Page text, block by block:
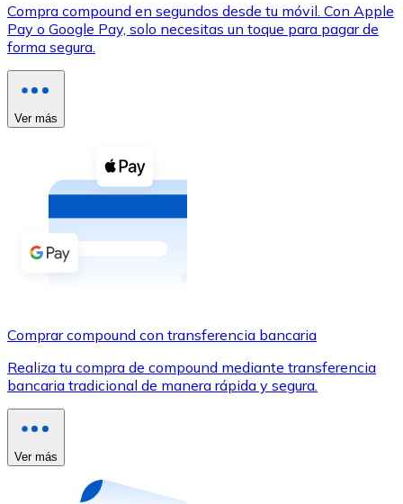
XRP
Efectivo
Comprar con efectivo
Transferencia SEPA
Añade fondos a tu cuenta Bitnovo o realiza compras
Utiliza tarjetas Visa y Mastercard para comprar
Comprar con tarjeta
Tienda - Tarjetas regalo
Compra tarjetas regalo de tus marcas favoritas con
Compra compound en segundos desde tu móvil. Con Apple
Pay o Google Pay, solo necesitas un toque para pagar de
forma segura.
Ver más
Comprar compound con transferencia bancaria
Realiza tu compra de compound mediante transferencia
bancaria tradicional de manera rápida y segura.
Ver más